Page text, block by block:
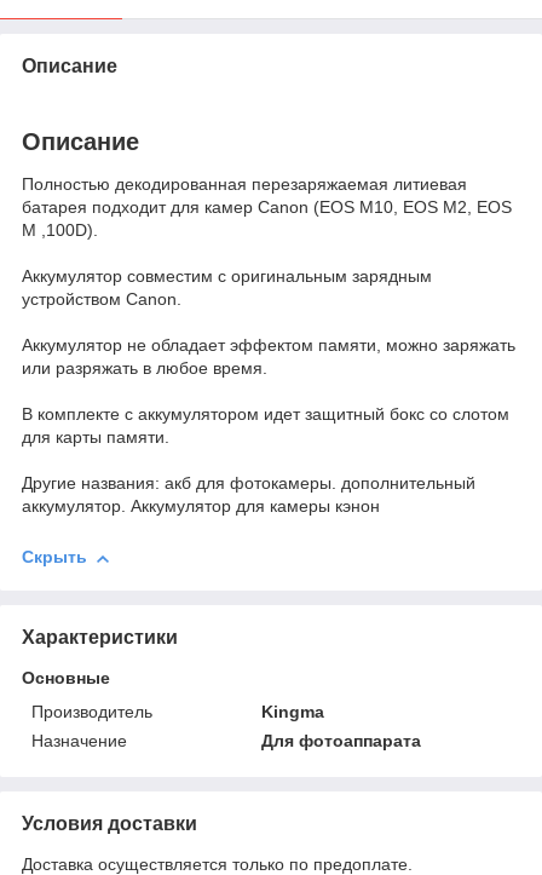
Описание
Описание
Полностью декодированная перезаряжаемая литиевая
батарея подходит для камер Canon (EOS M10, EOS M2, EOS
M ,100D).
Аккумулятор совместим с оригинальным зарядным
устройством Canon.
Аккумулятор не обладает эффектом памяти, можно заряжать
или разряжать в любое время.
В комплекте с аккумулятором идет защитный бокс со слотом
для карты памяти.
Другие названия: акб для фотокамеры. дополнительный
аккумулятор. Аккумулятор для камеры кэнон
Скрыть
Характеристики
Основные
Производитель
Kingma
Назначение
Для фотоаппарата
Условия доставки
Доставка осуществляется только по предоплате.